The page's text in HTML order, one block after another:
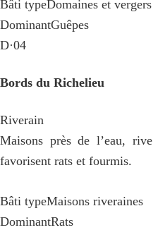
Bâti typeDomaines et vergers
DominantGuêpes
D·04
Bords du Richelieu
Riverain
Maisons près de l’eau,
favorisent rats et fourmis.
Bâti typeMaisons riveraines
DominantRats